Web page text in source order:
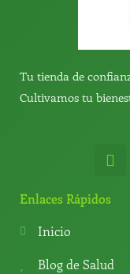
Tu tienda de
Cultivamos tu
W
h
t
p
Enlaces Rápidos
Inicio
Blog de Salud